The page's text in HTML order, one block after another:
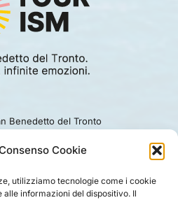
Cookie
utilizziamo tecnologie come i cookie
informazioni del dispositivo. Il
Benedetto del Tronto
0735.794229